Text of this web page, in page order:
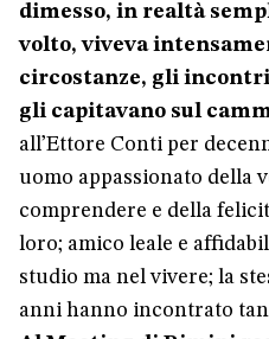
dimesso, in realtà
volto, viveva
circostanze, gli
gli capitavano sul
all’Ettore Conti per
uomo appassionato della
comprendere e della
loro; amico leale e
studio ma nel vivere; la
anni hanno incontrato